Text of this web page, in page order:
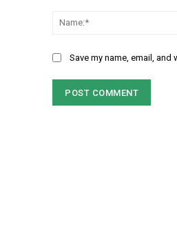
Save my name, email,